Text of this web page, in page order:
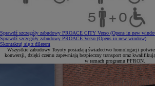
Sprawdź szczegóły zabudowy PROACE CITY Verso (Opens in new
Sprawdź szczegóły zabudowy PROACE Verso (Opens in new window)
Skontaktuj się z dilerem
Wszystkie zabudowy Toyoty posiadają świadectwo homologacji
konwersji, dzięki czemu zapewniają bezpieczny transport oraz
w ramach programu PFRON.